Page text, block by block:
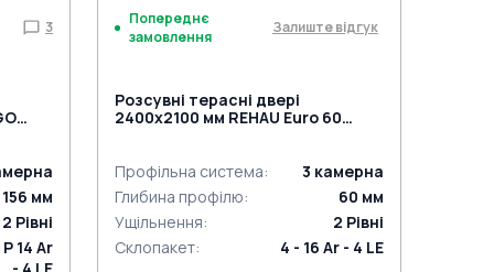
3
156 мм
2 Рівні
14 Ar
Попереднє
замовлення
Залиште відгук
Розсувні терасні двері
2400x2100 мм REHAU Euro 60
Профільна система: 3 камерна
Глибина профілю: 60 мм
Ущільнення: 2 Рівні
Склопакет: 4 - 16 Ar - 4 LE